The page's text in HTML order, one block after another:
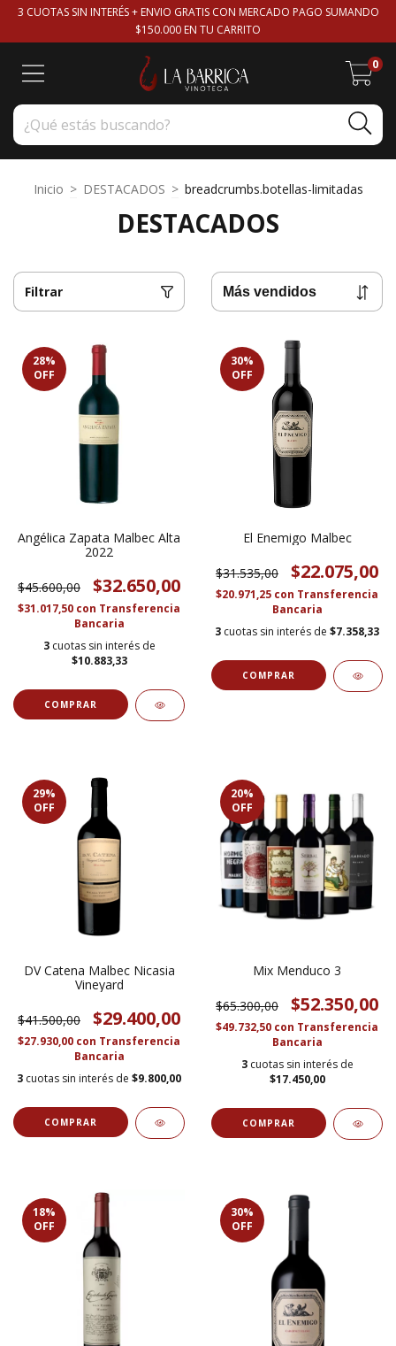
3 CUOTAS SIN INTERÉS + ENVIO GRATIS CON MERCADO PAGO SUMANDO
$150.000 EN TU CARRITO
0
Inicio > DESTACADOS > breadcrumbs.botellas-limitadas
DESTACADOS
Filtrar
28%
OFF
Angélica Zapata Malbec Alta
2022
$45.600,00 $32.650,00
$31.017,50 con Transferencia
Bancaria
3 cuotas sin interés de
$10.883,33
30%
OFF
El Enemigo Malbec
$31.535,00 $22.075,00
$20.971,25 con Transferencia
Bancaria
3 cuotas sin interés de $7.358,33
29%
OFF
DV Catena Malbec Nicasia
Vineyard
$41.500,00 $29.400,00
$27.930,00 con Transferencia
Bancaria
3 cuotas sin interés de $9.800,00
20%
OFF
Mix Menduco 3
$65.300,00 $52.350,00
$49.732,50 con Transferencia
Bancaria
3 cuotas sin interés de
$17.450,00
18%
OFF
30%
OFF